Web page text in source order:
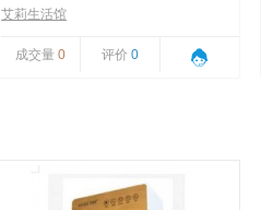
艾莉生活馆
成交量 0 评价 0